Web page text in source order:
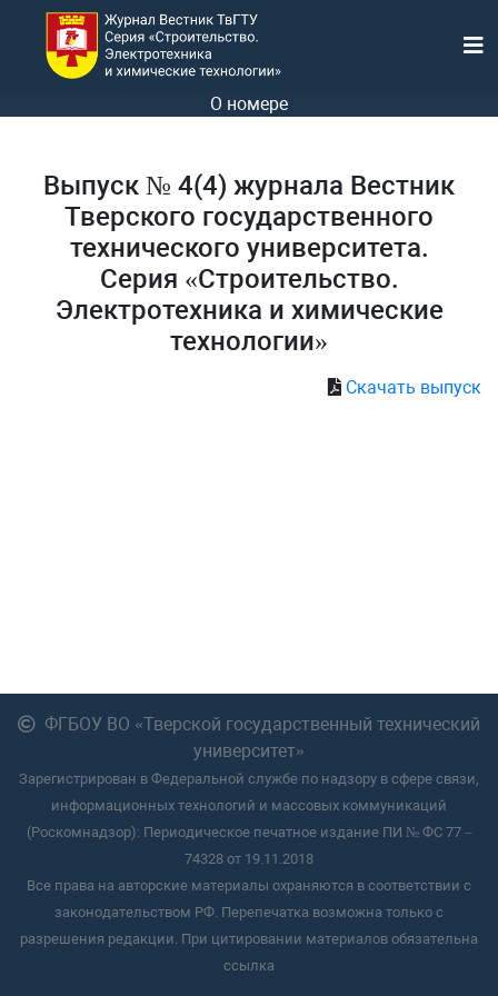
О номере
Выпуск № 4(4) журнала Вестник
Тверского государственного
технического университета.
Серия «Строительство.
Электротехника и химические
технологии»
Скачать выпуск
ФГБОУ ВО «Тверской государственный технический
университет»
Зарегистрирован в Федеральной службе по надзору в сфере связи,
информационных технологий и массовых коммуникаций
(Роскомнадзор): Периодическое печатное издание ПИ № ФС 77 –
74328 от 19.11.2018
Все права на авторские материалы охраняются в соответствии с
законодательством РФ. Перепечатка возможна только с
разрешения редакции. При цитировании материалов обязательна
ссылка